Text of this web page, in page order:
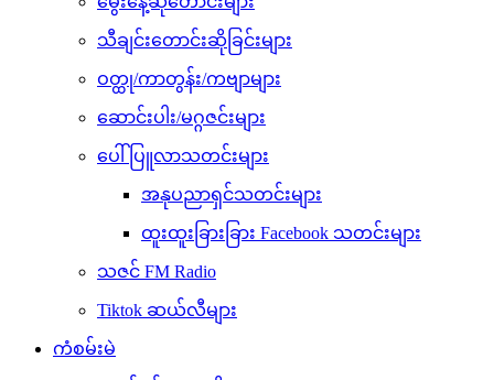
သီချင်းတောင်းဆိုခြင်းများ
ဝတ္ထု/ကာတွန်း/ကဗျာများ
ဆောင်းပါး/မဂ္ဂဇင်းများ
ပေါ်ပြူလာသတင်းများ
အနုပညာရှင်သတင်းများ
ထူးထူးခြားခြား Facebook သတင်းများ
သဇင် FM Radio
Tiktok ဆယ်လီများ
ကံစမ်းမဲ